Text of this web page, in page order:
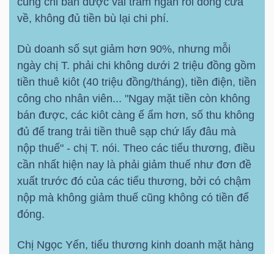
về, không đủ tiền bù lại chi phí.
Dù doanh số sụt giảm hơn 90%, nhưng mỗi
ngày chị T. phải chi không dưới 2 triệu đồng gồm
tiền thuê kiôt (40 triệu đồng/tháng), tiền điện, tiền
công cho nhân viên... "Ngay mặt tiền còn không
bán được, các kiôt càng ế ẩm hơn, số thu không
đủ để trang trải tiền thuê sạp chứ lấy đâu mà
nộp thuế" - chị T. nói. Theo các tiểu thương, điều
cần nhất hiện nay là phải giảm thuế như đơn đề
xuất trước đó của các tiểu thương, bởi có chậm
nộp mà không giảm thuế cũng không có tiền để
đóng.
Chị Ngọc Yến, tiểu thương kinh doanh mặt hàng